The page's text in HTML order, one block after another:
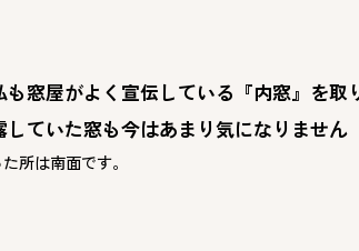
窓屋がよく宣伝している『内窓』を取
していた窓も今はあまり気になりません
所は南面です。